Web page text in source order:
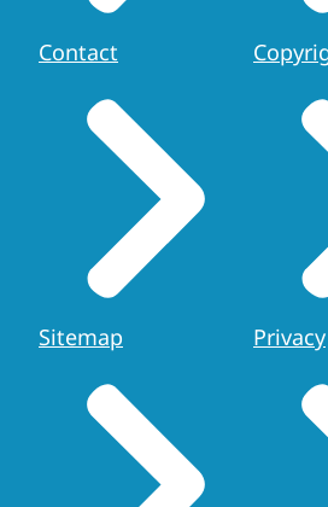
Contact
Sitemap Privacy